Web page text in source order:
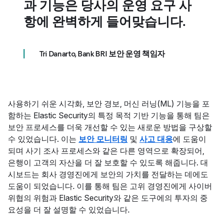
과 기능은 당사의 운영 요구 사
항에 완벽하게 들어맞습니다.
Tri Danarto, Bank BRI 보안 운영 책임자
사용하기 쉬운 시각화, 보안 경보, 머신 러닝(ML) 기능을 포
함하는 Elastic Security의 특정 목적 기반 기능을 통해 팀은
보안 프로세스를 더욱 개선할 수 있는 새로운 방법을 구상할
수 있었습니다. 이는 보안 모니터링 및 사고 대응에 도움이
되며 사기 조사 프로세스와 같은 다른 영역으로 확장되어,
은행이 고객의 자산을 더 잘 보호할 수 있도록 해줍니다. 대
시보드는 회사 경영진에게 보안의 가치를 전달하는 데에도
도움이 되었습니다. 이를 통해 팀은 고위 경영진에게 사이버
위협의 위험과 Elastic Security와 같은 도구에의 투자의 중
요성을 더 잘 설명할 수 있었습니다.